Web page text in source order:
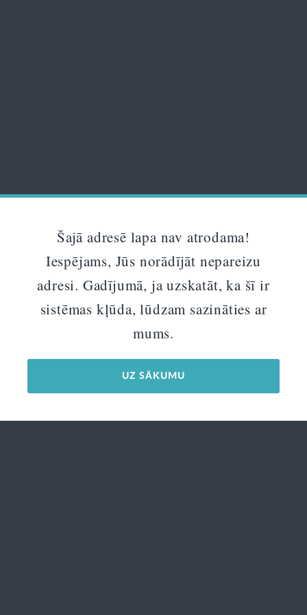
Šajā adresē lapa nav atrodama!
Iespējams, Jūs norādījāt nepareizu
adresi. Gadījumā, ja uzskatāt, ka šī ir
sistēmas kļūda, lūdzam sazināties ar
mums.
UZ SĀKUMU